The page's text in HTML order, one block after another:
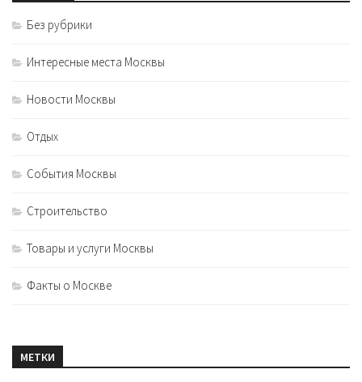
Без рубрики
Интересные места Москвы
Новости Москвы
Отдых
События Москвы
Строительство
Товары и услуги Москвы
Факты о Москве
МЕТКИ